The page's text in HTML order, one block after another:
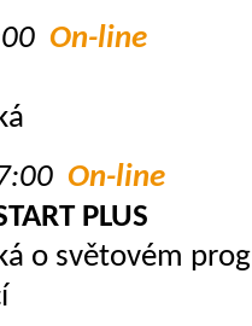
On-line
On-line
PLUS
o světovém